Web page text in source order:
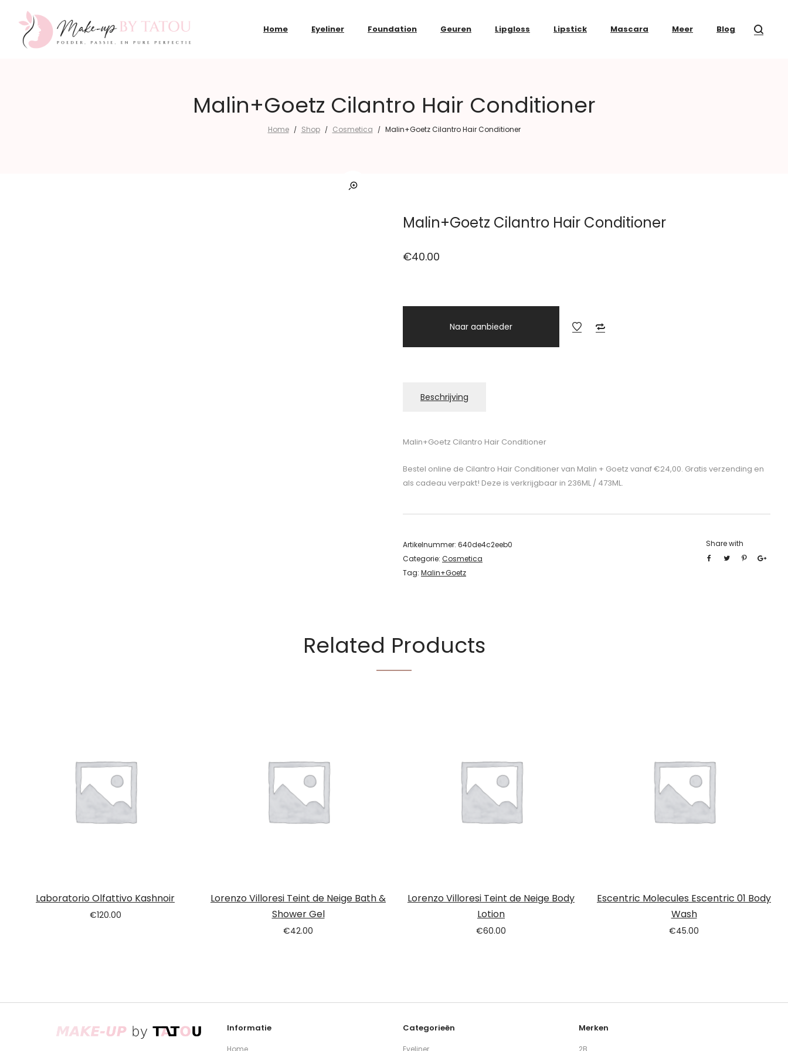
Home Eyeliner Foundation Geuren Lipgloss Lipstick Mascara Meer Blog
Malin+Goetz Cilantro Hair Conditioner
Home / Shop / Cosmetica / Malin+Goetz Cilantro Hair Conditioner
Malin+Goetz Cilantro Hair Conditioner
€40.00
Naar aanbieder
Beschrijving
Malin+Goetz Cilantro Hair Conditioner
Bestel online de Cilantro Hair Conditioner van Malin + Goetz vanaf €24,00. Gratis verzending en
als cadeau verpakt! Deze is verkrijgbaar in 236ML / 473ML.
Artikelnummer: 640de4c2eeb0
Categorie: Cosmetica
Tag: Malin+Goetz
Share with
Related Products
Laboratorio Olfattivo Kashnoir
€120.00
Lorenzo Villoresi Teint de Neige Bath &
Shower Gel
€42.00
Lorenzo Villoresi Teint de Neige Body
Lotion
€60.00
Escentric Molecules Escentric 01 Body
Wash
€45.00
Informatie Categorieën Merken